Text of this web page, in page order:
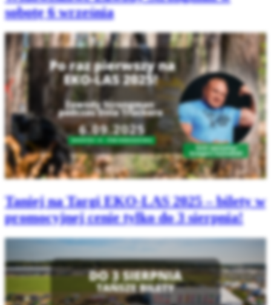
sobotę 6 września
Taniej na Targi EKO‑LAS 2025 – bilety w
promocyjnej cenie tylko do 3 sierpnia!